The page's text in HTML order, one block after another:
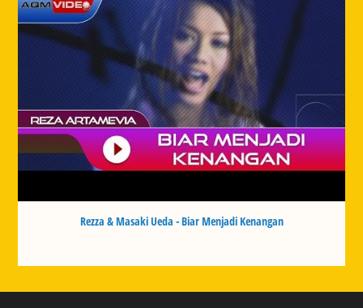
Rezza & Masaki Ueda - Biar Menjadi Kenangan